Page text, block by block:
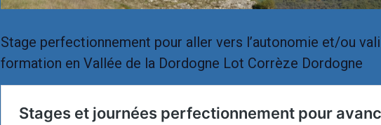
Stage perfectionnement pour aller vers l’autonomie et/ou
formation en Vallée de la Dordogne Lot Corrèze Dordogne